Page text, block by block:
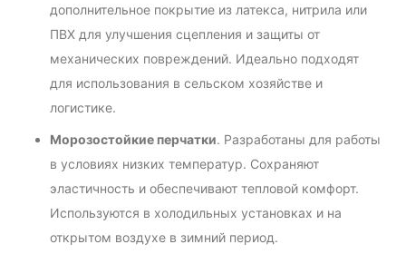
дополнительное покрытие из латекса, нитрила или
ПВХ для улучшения сцепления и защиты от
механических повреждений. Идеально подходят
для использования в сельском хозяйстве и
логистике.
Морозостойкие перчатки. Разработаны для работы
в условиях низких температур. Сохраняют
эластичность и обеспечивают тепловой комфорт.
Используются в холодильных установках и на
открытом воздухе в зимний период.